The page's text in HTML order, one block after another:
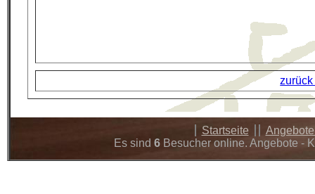
Startseite
Es sind 6 Besucher online. Angebote -